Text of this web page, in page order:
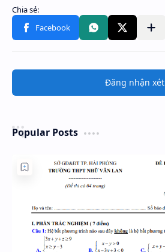
Đăng nhận xét
Popular Posts